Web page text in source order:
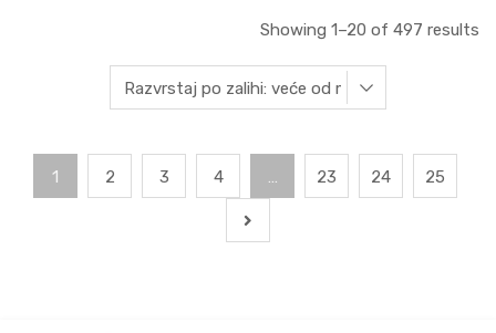
Showing 1–20 of 497 results
1 2 3 4 … 23 24 25